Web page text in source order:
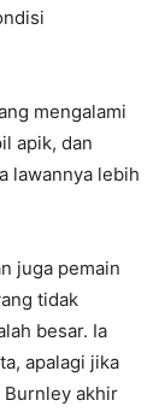
mengalami
apik, dan
lawannya lebih
juga pemain
tidak
besar. Ia
apalagi jika
Burnley akhir